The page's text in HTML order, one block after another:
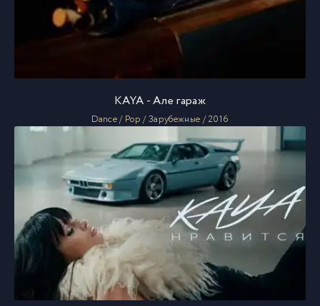
KAYA - Алe гараж
Dance / Pop / Зарубежные / 2016